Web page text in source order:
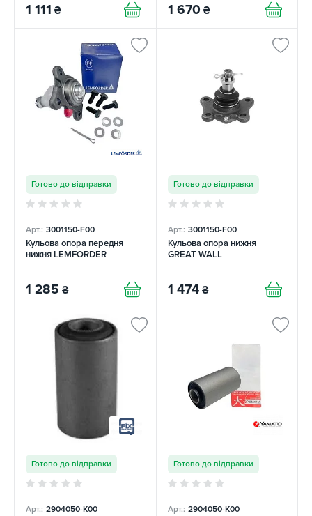
1 111 ₴ 1 670 ₴
Готово до відправки
Арт.: 3001150-F00
Кульова опора передня
нижня LEMFORDER
1 285 ₴
Готово до відправки
Арт.: 3001150-F00
Кульова опора нижня
GREAT WALL
1 474 ₴
Готово до відправки
Арт.: 2904050-K00
Готово до відправки
Арт.: 2904050-K00